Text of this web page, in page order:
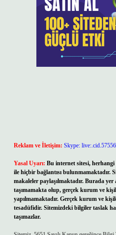
Reklam ve İletişim: Skype:
Yasal Uyarı: Bu internet sitesi,
ile hiçbir bağlantısı bulunmamaktadır.
makaleler paylaşılmaktadır. Burada
taşımamakta olup, gerçek kurum ve
yapılmamaktadır. Gerçek kurum ve
tesadüfidir. Sitemizdeki bilgiler taslak
taşımazlar.